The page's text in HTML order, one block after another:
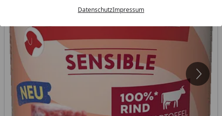
DatenschutzImpressum